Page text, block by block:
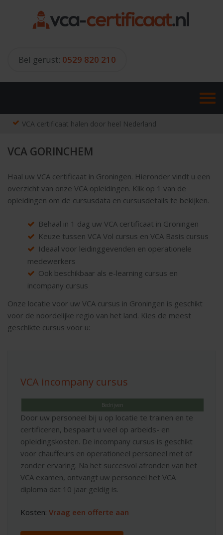
Bel gerust: 0529 820 210
VCA certificaat halen door heel Nederland
VCA GORINCHEM
Haal uw VCA certificaat in Groningen. Hieronder vindt u een
overzicht van onze VCA opleidingen. Klik op 1 van de
opleidingen om de cursusdata en cursusdetails te bekijken.
Behaal in 1 dag uw VCA certificaat in Groningen
Keuze tussen VCA Vol cursus en VCA Basis cursus
Ideaal voor leidinggevenden en operationele
medewerkers
Ook beschikbaar als e-learning cursus en
incompany cursus
Onze locatie voor uw VCA cursus in Groningen is geschikt
voor de noordelijke regio van het land. Kies de meest
geschikte cursus voor u:
VCA incompany cursus
Bedrijven
Door uw personeel bij u op locatie te trainen en te
certificeren, bespaart u veel op arbeids- en
opleidingskosten. De incompany cursus is geschikt
voor chauffeurs en operationeel personeel met of
zonder ervaring. Na het succesvol afronden van het
VCA examen, ontvangt uw personeel het VCA
diploma dat 10 jaar geldig is.
Kosten: Vraag een offerte aan